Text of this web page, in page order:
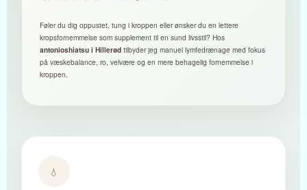
Føler du dig oppustet, tung i kroppen eller ønsker du en lettere
kropsfornemmelse som supplement til en sund livsstil? Hos
antonioshiatsu i Hillerød tilbyder jeg manuel lymfedrænage med fokus
på væskebalance, ro, velvære og en mere behagelig fornemmelse i
kroppen.
💧